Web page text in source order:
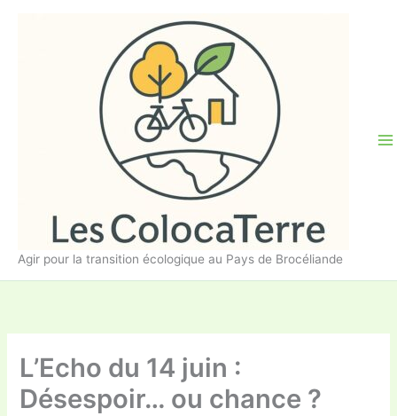
Agir pour la transition écologique au Pays de Brocéliande
L’Echo du 14 juin :
Désespoir… ou chance ?